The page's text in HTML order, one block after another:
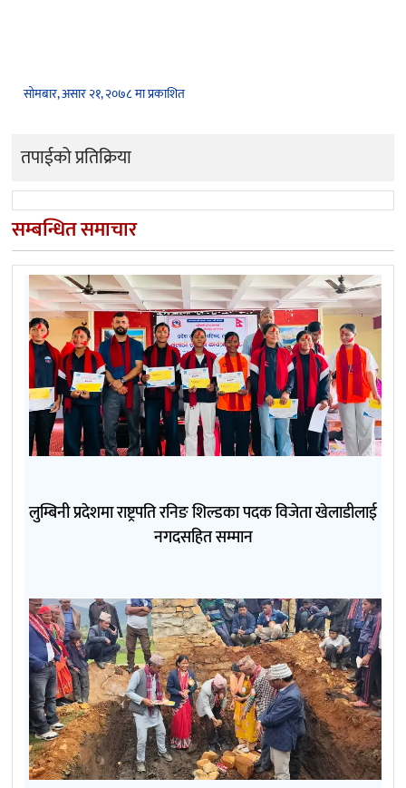
सोमबार, असार २१, २०७८ मा प्रकाशित
तपाईको प्रतिक्रिया
सम्बन्धित समाचार
लुम्बिनी प्रदेशमा राष्ट्रपति रनिङ शिल्डका पदक विजेता खेलाडीलाई
नगदसहित सम्मान